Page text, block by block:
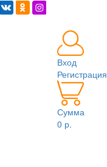
Вход
Регистрация
Сумма
0 р.